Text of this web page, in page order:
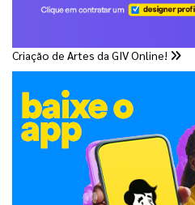
Criação de Artes da GIV Online!